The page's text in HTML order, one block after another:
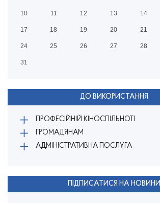
10 11 12 13 14
17 18 19 20 21
24 25 26 27 28
31
ДО ВИКОРИСТАННЯ
ПРОФЕСІЙНІЙ КІНОСПІЛЬНОТІ
ГРОМАДЯНАМ
АДМІНІСТРАТИВНА ПОСЛУГА
ПІДПИСАТИСЯ НА НОВИНИ